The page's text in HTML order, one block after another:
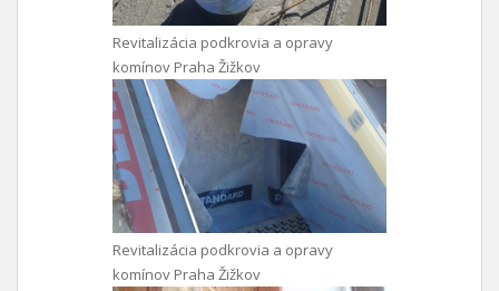
Revitalizácia podkrovia a opravy
komínov Praha Žižkov
Revitalizácia podkrovia a opravy
komínov Praha Žižkov